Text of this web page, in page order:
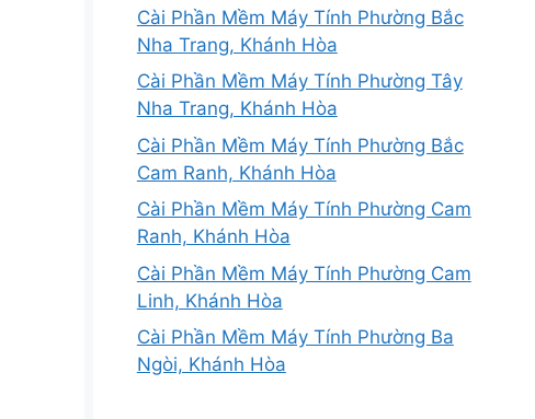
Cài Phần Mềm Máy Tính Phường Bắc
Nha Trang, Khánh Hòa
Cài Phần Mềm Máy Tính Phường Tây
Nha Trang, Khánh Hòa
Cài Phần Mềm Máy Tính Phường Bắc
Cam Ranh, Khánh Hòa
Cài Phần Mềm Máy Tính Phường Cam
Ranh, Khánh Hòa
Cài Phần Mềm Máy Tính Phường Cam
Linh, Khánh Hòa
Cài Phần Mềm Máy Tính Phường Ba
Ngòi, Khánh Hòa